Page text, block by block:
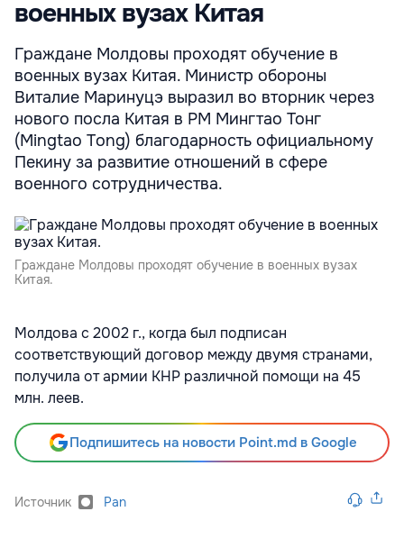
военных вузах Китая
Граждане Молдовы проходят обучение в
военных вузах Китая. Министр обороны
Виталие Маринуцэ выразил во вторник через
нового посла Китая в РМ Мингтао Тонг
(Mingtao Tong) благодарность официальному
Пекину за развитие отношений в сфере
военного сотрудничества.
Граждане Молдовы проходят обучение в военных вузах
Китая.
Молдова с 2002 г., когда был подписан
соответствующий договор между двумя странами,
получила от армии КНР различной помощи на 45
млн. леев.
Подпишитесь на новости Point.md в Google
Источник Pan